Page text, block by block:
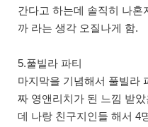
간다고 하는데 솔직히 나
까 라는 생각 오질나게 함.
5.풀빌라 파티
마지막을 기념해서 풀빌라
짜 영앤리치가 된 느낌 받
데 나랑 친구지인들 해서 4